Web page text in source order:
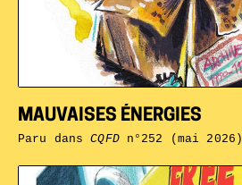
MAUVAISES ÉNERGIES
Paru dansCQFDn°252 (mai 2026)